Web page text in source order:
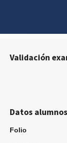
Validación
Datos alumnos
Folio